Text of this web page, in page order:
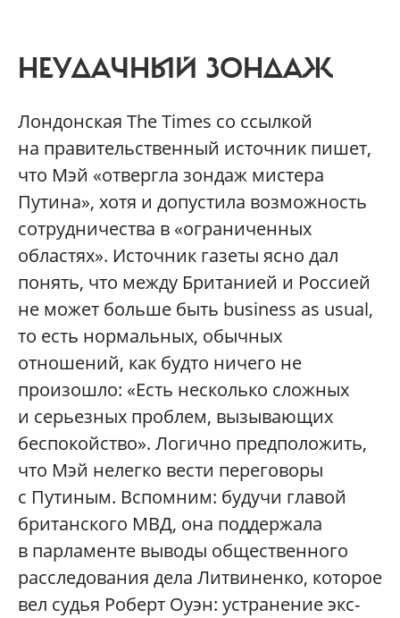
НЕУДАЧНЫЙ ЗОНДАЖ
Лондонская The Times со ссылкой
на правительственный источник пишет,
что Мэй «отвергла зондаж мистера
Путина», хотя и допустила возможность
сотрудничества в «ограниченных
областях». Источник газеты ясно дал
понять, что между Британией и Россией
не может больше быть business as usual,
то есть нормальных, обычных
отношений, как будто ничего не
произошло: «Есть несколько сложных
и серьезных проблем, вызывающих
беспокойство». Логично предположить,
что Мэй нелегко вести переговоры
с Путиным. Вспомним: будучи главой
британского МВД, она поддержала
в парламенте выводы общественного
расследования дела Литвиненко, которое
вел судья Роберт Оуэн: устранение экс-